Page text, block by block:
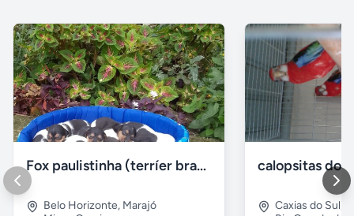
Fox paulistinha (terríer brasileiro)
Belo Horizonte, Marajó
calopsitas
Caxias do Sul